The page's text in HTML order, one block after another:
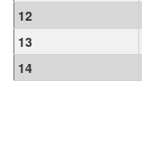
12
13
14